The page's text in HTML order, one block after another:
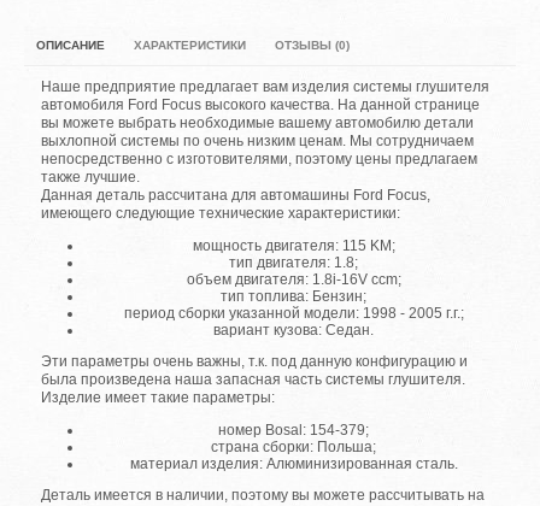
ОПИСАНИЕ ХАРАКТЕРИСТИКИ ОТЗЫВЫ (0)
Наше предприятие предлагает вам изделия системы глушителя
автомобиля Ford Focus высокого качества. На данной странице
вы можете выбрать необходимые вашему автомобилю детали
выхлопной системы по очень низким ценам. Мы сотрудничаем
непосредственно с изготовителями, поэтому цены предлагаем
также лучшие.
Данная деталь рассчитана для автомашины Ford Focus,
имеющего следующие технические характеристики:
мощность двигателя: 115 KM;
тип двигателя: 1.8;
объем двигателя: 1.8i-16V ccm;
тип топлива: Бензин;
период сборки указанной модели: 1998 - 2005 г.г.;
вариант кузова: Седан.
Эти параметры очень важны, т.к. под данную конфигурацию и
была произведена наша запасная часть системы глушителя.
Изделие имеет такие параметры:
номер Bosal: 154-379;
страна сборки: Польша;
материал изделия: Алюминизированная сталь.
Деталь имеется в наличии, поэтому вы можете рассчитывать на